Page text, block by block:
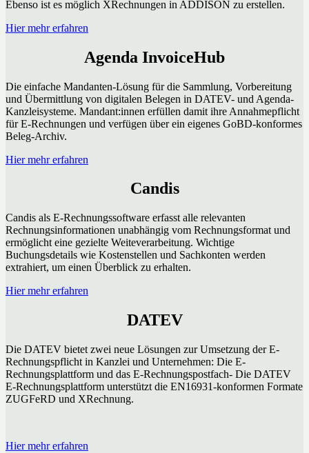
Ebenso ist es möglich XRechnungen in ADDISON zu erstellen.
Hier mehr erfahren
Agenda InvoiceHub
Die einfache Mandanten-Lösung für die Sammlung, Vorbereitung
und Übermittlung von digitalen Belegen in DATEV- und Agenda-
Kanzleisysteme. Mandant:innen erfüllen damit ihre Annahmepflicht
für E-Rechnungen und verfügen über ein eigenes GoBD-konformes
Beleg-Archiv.
Hier mehr erfahren
Candis
Candis als E-Rechnungssoftware erfasst alle relevanten
Rechnungsinformationen unabhängig vom Rechnungsformat und
ermöglicht eine gezielte Weiteverarbeitung. Wichtige
Buchungsdetails wie Kostenstellen und Sachkonten werden
extrahiert, um einen Überblick zu erhalten.
Hier mehr erfahren
DATEV
Die DATEV bietet zwei neue Lösungen zur Umsetzung der E-
Rechnungspflicht in Kanzlei und Unternehmen: Die E-
Rechnungsplattform und das E-Rechnungspostfach- Die DATEV
E-Rechnungsplattform unterstützt die EN16931-konformen Formate
ZUGFeRD und XRechnung.
Hier mehr erfahren